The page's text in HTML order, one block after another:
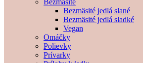
Bezmäsité
Bezmäsité jedlá slané
Bezmäsité jedlá sladké
Vegan
Omáčky
Polievky
Prívarky